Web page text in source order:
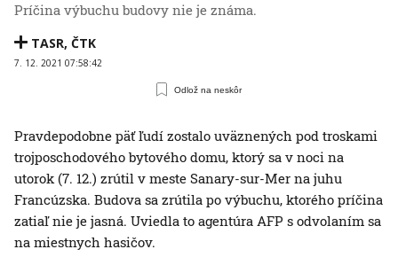
Príčina výbuchu budovy nie je známa.
TASR, ČTK
7. 12. 2021 07:58:42
Odlož na neskôr
Pravdepodobne päť ľudí zostalo uväznených pod troskami
trojposchodového bytového domu, ktorý sa v noci na
utorok (7. 12.) zrútil v meste Sanary-sur-Mer na juhu
Francúzska. Budova sa zrútila po výbuchu, ktorého príčina
zatiaľ nie je jasná. Uviedla to agentúra AFP s odvolaním sa
na miestnych hasičov.